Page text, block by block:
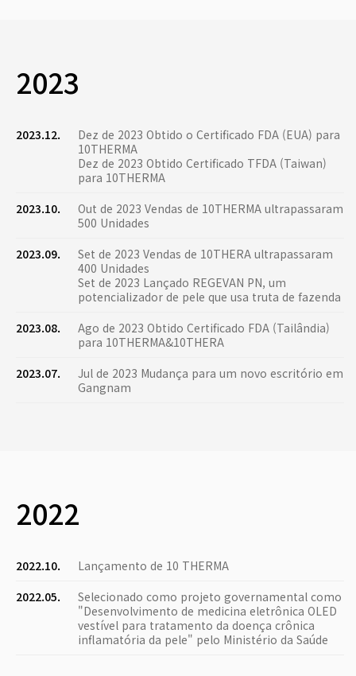
2023
2023.12.
Dez de 2023 Obtido o Certificado FDA (EUA) para
10THERMA
Dez de 2023 Obtido Certificado TFDA (Taiwan)
para 10THERMA
2023.10.
Out de 2023 Vendas de 10THERMA ultrapassaram
500 Unidades
2023.09.
Set de 2023 Vendas de 10THERA ultrapassaram
400 Unidades
Set de 2023 Lançado REGEVAN PN, um
potencializador de pele que usa truta de fazenda
2023.08.
Ago de 2023 Obtido Certificado FDA (Tailândia)
para 10THERMA&10THERA
2023.07.
Jul de 2023 Mudança para um novo escritório em
Gangnam
2022
2022.10.
Lançamento de 10 THERMA
2022.05.
Selecionado como projeto governamental como
"Desenvolvimento de medicina eletrônica OLED
vestível para tratamento da doença crônica
inflamatória da pele" pelo Ministério da Saúde